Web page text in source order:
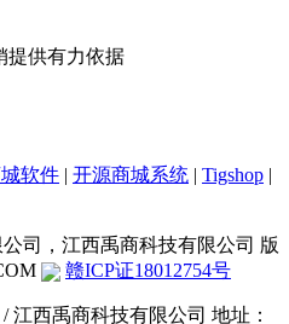
提供有力依据
城软件 | 开源商城系统 | Tigshop |
司，江西禹商科技有限公司 版
赣ICP证18012754号
江西禹商科技有限公司 地址：